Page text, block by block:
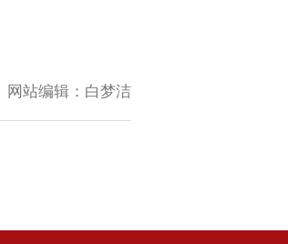
网站编辑： 白梦洁